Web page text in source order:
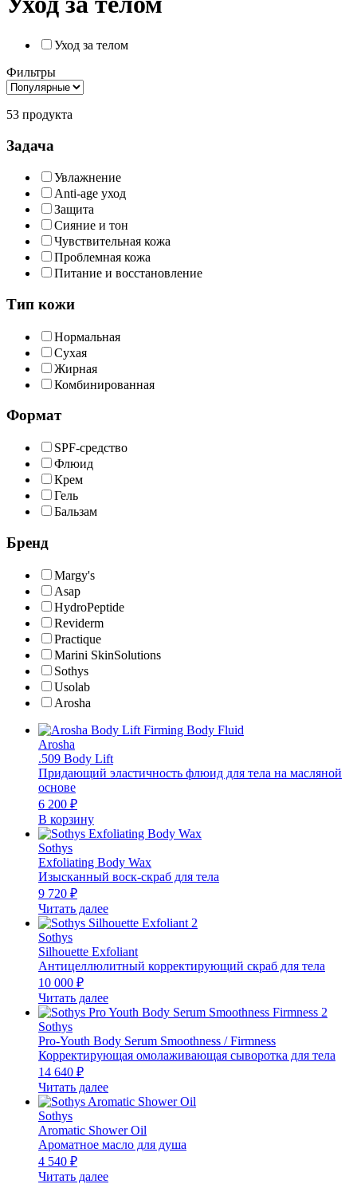
Уход за телом
Фильтры
53 продукта
Задача
Увлажнение
Anti-age уход
Защита
Сияние и тон
Чувствительная кожа
Проблемная кожа
Питание и восстановление
Тип кожи
Нормальная
Сухая
Жирная
Комбинированная
Формат
SPF-средство
Флюид
Крем
Гель
Бальзам
Бренд
Margy's
Asap
HydroPeptide
Reviderm
Practique
Marini SkinSolutions
Sothys
Usolab
Arosha
Arosha
.509 Body Lift
Придающий эластичность флюид для тела на масляной
основе
6 200 ₽
В корзину
Sothys
Exfoliating Body Wax
Изысканный воск-скраб для тела
9 720 ₽
Читать далее
Sothys
Silhouette Exfoliant
Антицеллюлитный корректирующий скраб для тела
10 000 ₽
Читать далее
Sothys
Pro-Youth Body Serum Smoothness / Firmness
Корректирующая омолаживающая сыворотка для тела
14 640 ₽
Читать далее
Sothys
Aromatic Shower Oil
Ароматное масло для душа
4 540 ₽
Читать далее